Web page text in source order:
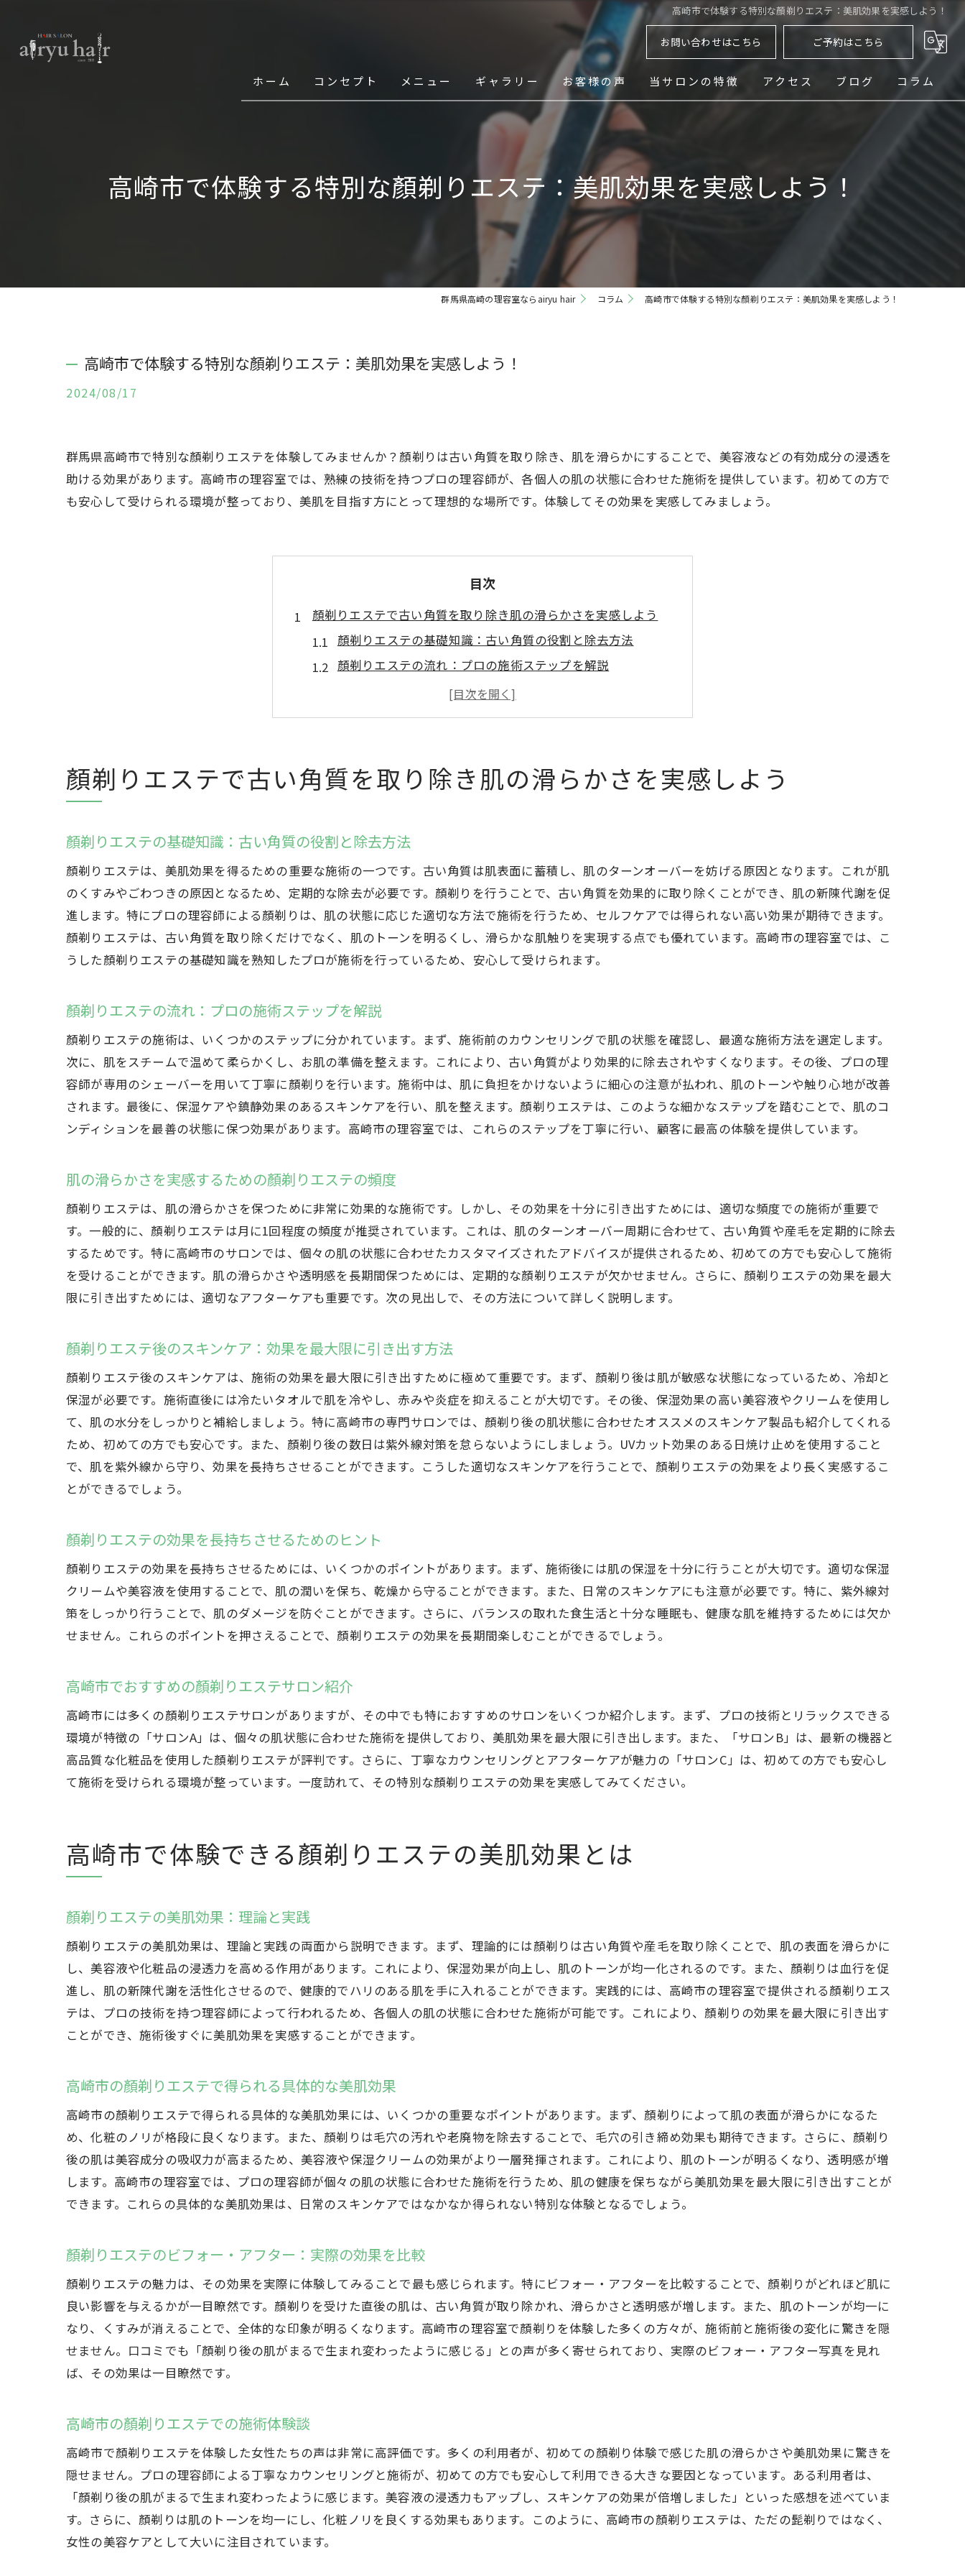
高崎市で体験する特別な顏剃りエステ：美肌効果を実感しよう！
お問い合わせはこちら ご予約はこちら
ホーム コンセプト メニュー ギャラリー お客様の声 当サロンの特徴
メンズ
アクセス ブログ コラム
高崎市で体験する特別な顏剃りエステ：美肌効果を実感しよう！
群馬県高崎の理容室ならairyu hair コラム 高崎市で体験する特別な顏剃りエステ：美肌効果を実感しよう！
高崎市で体験する特別な顏剃りエステ：美肌効果を実感しよう！
2024/08/17
群馬県高崎市で特別な顏剃りエステを体験してみませんか？顏剃りは古い角質を取り除き、肌を滑らかにすることで、美容液などの有効成分の浸透を
助ける効果があります。高崎市の理容室では、熟練の技術を持つプロの理容師が、各個人の肌の状態に合わせた施術を提供しています。初めての方で
も安心して受けられる環境が整っており、美肌を目指す方にとって理想的な場所です。体験してその効果を実感してみましょう。
目次
顏剃りエステで古い角質を取り除き肌の滑らかさを実感しよう
顏剃りエステの基礎知識：古い角質の役割と除去方法
顏剃りエステの流れ：プロの施術ステップを解説
肌の滑らかさを実感するための顏剃りエステの頻度
顏剃りエステ後のスキンケア：効果を最大限に引き出す方法
高崎市でおすすめの顏剃りエステサロン紹介
高崎市で体験できる顏剃りエステの美肌効果とは
高崎市の顏剃りエステで得られる具体的な美肌効果
顏剃りエステのビフォー・アフター：実際の効果を比較
高崎市の顏剃りエステでの施術体験談
顏剃りエステと他の美肌ケア法の違い
顏剃りエステ後の肌トラブルを防ぐポイント
プロの技術で古い角質を除去する高崎市の顏剃りエステ
高崎市の理容師が教える顏剃りエステの魅力
顏剃りエステの施術前後の注意点
高崎市でプロの顏剃りエステを受けるメリットとは
顏剃りエステの技術における安全性と信頼性
プロの理容師が推奨する顏剃りエステの頻度
高崎市の理容室が提供する顏剃りエステの特長
顏剃りエステの施術中にリラックスできるポイント
高崎市の理容室での顏剃りエステ利用者の声
顏剃りエステがもたらす心地よい時間と美肌効果
高崎市の顏剃りエステが美肌効果を引き出す理由
顏剃りエステを取り入れるべきスキンケア習慣
美肌を目指すための顏剃りエステの適切な頻度
高崎市の顏剃りエステで使用される特別な道具と技術
顏剃りエステを受ける前に知っておきたいこと
高崎市で顏剃りエステを受けた後のスキンケア方法
高崎市で初めて顏剃りエステを体験する際のポイント
顏剃りエステに対する不安を解消するための情報
高崎市の顏剃りエステの初回施術体験談
理容師が教える顏剃りエステ初心者向けのアドバイス
初めて顏剃りエステを受ける際の注意点とコツ
顏剃りエステで美容成分の浸透力が向上する理由
高崎市の理容室で使用される美容成分と顏剃りエステ
顏剃りエステ後におすすめの美容液とその効果
高崎市の理容室が提供する顏剃りエステとスキンケア
高崎市の顏剃りエステで驚きの美肌効果を実感しよう
顏剃りエステ後に肌の変化を感じるタイミング
高崎市で顏剃りエステを受ける前後の肌管理法
顏剃りエステで得られる美肌効果を持続させるために
顏剃りエステで古い角質を取り除き肌の滑らかさを実感しよう
顏剃りエステの基礎知識：古い角質の役割と除去方法
顏剃りエステは、美肌効果を得るための重要な施術の一つです。古い角質は肌表面に蓄積し、肌のターンオーバーを妨げる原因となります。これが肌
のくすみやごわつきの原因となるため、定期的な除去が必要です。顏剃りを行うことで、古い角質を効果的に取り除くことができ、肌の新陳代謝を促
進します。特にプロの理容師による顏剃りは、肌の状態に応じた適切な方法で施術を行うため、セルフケアでは得られない高い効果が期待できます。
顏剃りエステは、古い角質を取り除くだけでなく、肌のトーンを明るくし、滑らかな肌触りを実現する点でも優れています。高崎市の理容室では、こ
うした顏剃りエステの基礎知識を熟知したプロが施術を行っているため、安心して受けられます。
顏剃りエステの流れ：プロの施術ステップを解説
顏剃りエステの施術は、いくつかのステップに分かれています。まず、施術前のカウンセリングで肌の状態を確認し、最適な施術方法を選定します。
次に、肌をスチームで温めて柔らかくし、お肌の準備を整えます。これにより、古い角質がより効果的に除去されやすくなります。その後、プロの理
容師が専用のシェーバーを用いて丁寧に顏剃りを行います。施術中は、肌に負担をかけないように細心の注意が払われ、肌のトーンや触り心地が改善
されます。最後に、保湿ケアや鎮静効果のあるスキンケアを行い、肌を整えます。顏剃りエステは、このような細かなステップを踏むことで、肌のコ
ンディションを最善の状態に保つ効果があります。高崎市の理容室では、これらのステップを丁寧に行い、顧客に最高の体験を提供しています。
肌の滑らかさを実感するための顏剃りエステの頻度
顏剃りエステは、肌の滑らかさを保つために非常に効果的な施術です。しかし、その効果を十分に引き出すためには、適切な頻度での施術が重要で
す。一般的に、顏剃りエステは月に1回程度の頻度が推奨されています。これは、肌のターンオーバー周期に合わせて、古い角質や産毛を定期的に除去
するためです。特に高崎市のサロンでは、個々の肌の状態に合わせたカスタマイズされたアドバイスが提供されるため、初めての方でも安心して施術
を受けることができます。肌の滑らかさや透明感を長期間保つためには、定期的な顏剃りエステが欠かせません。さらに、顏剃りエステの効果を最大
限に引き出すためには、適切なアフターケアも重要です。次の見出しで、その方法について詳しく説明します。
顏剃りエステ後のスキンケア：効果を最大限に引き出す方法
顏剃りエステ後のスキンケアは、施術の効果を最大限に引き出すために極めて重要です。まず、顏剃り後は肌が敏感な状態になっているため、冷却と
保湿が必要です。施術直後には冷たいタオルで肌を冷やし、赤みや炎症を抑えることが大切です。その後、保湿効果の高い美容液やクリームを使用し
て、肌の水分をしっかりと補給しましょう。特に高崎市の専門サロンでは、顏剃り後の肌状態に合わせたオススメのスキンケア製品も紹介してくれる
ため、初めての方でも安心です。また、顏剃り後の数日は紫外線対策を怠らないようにしましょう。UVカット効果のある日焼け止めを使用すること
で、肌を紫外線から守り、効果を長持ちさせることができます。こうした適切なスキンケアを行うことで、顏剃りエステの効果をより長く実感するこ
とができるでしょう。
顏剃りエステの効果を長持ちさせるためのヒント
顏剃りエステの効果を長持ちさせるためには、いくつかのポイントがあります。まず、施術後には肌の保湿を十分に行うことが大切です。適切な保湿
クリームや美容液を使用することで、肌の潤いを保ち、乾燥から守ることができます。また、日常のスキンケアにも注意が必要です。特に、紫外線対
策をしっかり行うことで、肌のダメージを防ぐことができます。さらに、バランスの取れた食生活と十分な睡眠も、健康な肌を維持するためには欠か
せません。これらのポイントを押さえることで、顏剃りエステの効果を長期間楽しむことができるでしょう。
高崎市でおすすめの顏剃りエステサロン紹介
高崎市には多くの顏剃りエステサロンがありますが、その中でも特におすすめのサロンをいくつか紹介します。まず、プロの技術とリラックスできる
環境が特徴の「サロンA」は、個々の肌状態に合わせた施術を提供しており、美肌効果を最大限に引き出します。また、「サロンB」は、最新の機器と
高品質な化粧品を使用した顏剃りエステが評判です。さらに、丁寧なカウンセリングとアフターケアが魅力の「サロンC」は、初めての方でも安心し
て施術を受けられる環境が整っています。一度訪れて、その特別な顏剃りエステの効果を実感してみてください。
高崎市で体験できる顏剃りエステの美肌効果とは
顏剃りエステの美肌効果：理論と実践
顏剃りエステの美肌効果は、理論と実践の両面から説明できます。まず、理論的には顏剃りは古い角質や産毛を取り除くことで、肌の表面を滑らかに
し、美容液や化粧品の浸透力を高める作用があります。これにより、保湿効果が向上し、肌のトーンが均一化されるのです。また、顏剃りは血行を促
進し、肌の新陳代謝を活性化させるので、健康的でハリのある肌を手に入れることができます。実践的には、高崎市の理容室で提供される顏剃りエス
テは、プロの技術を持つ理容師によって行われるため、各個人の肌の状態に合わせた施術が可能です。これにより、顏剃りの効果を最大限に引き出す
ことができ、施術後すぐに美肌効果を実感することができます。
高崎市の顏剃りエステで得られる具体的な美肌効果
高崎市の顏剃りエステで得られる具体的な美肌効果には、いくつかの重要なポイントがあります。まず、顏剃りによって肌の表面が滑らかになるた
め、化粧のノリが格段に良くなります。また、顏剃りは毛穴の汚れや老廃物を除去することで、毛穴の引き締め効果も期待できます。さらに、顏剃り
後の肌は美容成分の吸収力が高まるため、美容液や保湿クリームの効果がより一層発揮されます。これにより、肌のトーンが明るくなり、透明感が増
します。高崎市の理容室では、プロの理容師が個々の肌の状態に合わせた施術を行うため、肌の健康を保ちながら美肌効果を最大限に引き出すことが
できます。これらの具体的な美肌効果は、日常のスキンケアではなかなか得られない特別な体験となるでしょう。
顏剃りエステのビフォー・アフター：実際の効果を比較
顏剃りエステの魅力は、その効果を実際に体験してみることで最も感じられます。特にビフォー・アフターを比較することで、顏剃りがどれほど肌に
良い影響を与えるかが一目瞭然です。顏剃りを受けた直後の肌は、古い角質が取り除かれ、滑らかさと透明感が増します。また、肌のトーンが均一に
なり、くすみが消えることで、全体的な印象が明るくなります。高崎市の理容室で顏剃りを体験した多くの方々が、施術前と施術後の変化に驚きを隠
せません。口コミでも「顏剃り後の肌がまるで生まれ変わったように感じる」との声が多く寄せられており、実際のビフォー・アフター写真を見れ
ば、その効果は一目瞭然です。
高崎市の顏剃りエステでの施術体験談
高崎市で顏剃りエステを体験した女性たちの声は非常に高評価です。多くの利用者が、初めての顏剃り体験で感じた肌の滑らかさや美肌効果に驚きを
隠せません。プロの理容師による丁寧なカウンセリングと施術が、初めての方でも安心して利用できる大きな要因となっています。ある利用者は、
「顏剃り後の肌がまるで生まれ変わったように感じます。美容液の浸透力もアップし、スキンケアの効果が倍増しました」といった感想を述べていま
す。さらに、顏剃りは肌のトーンを均一にし、化粧ノリを良くする効果もあります。このように、高崎市の顏剃りエステは、ただの髭剃りではなく、
女性の美容ケアとして大いに注目されています。